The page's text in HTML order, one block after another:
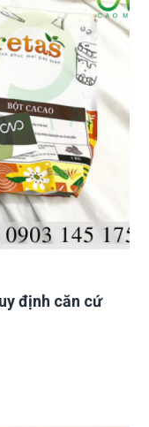
định căn cứ